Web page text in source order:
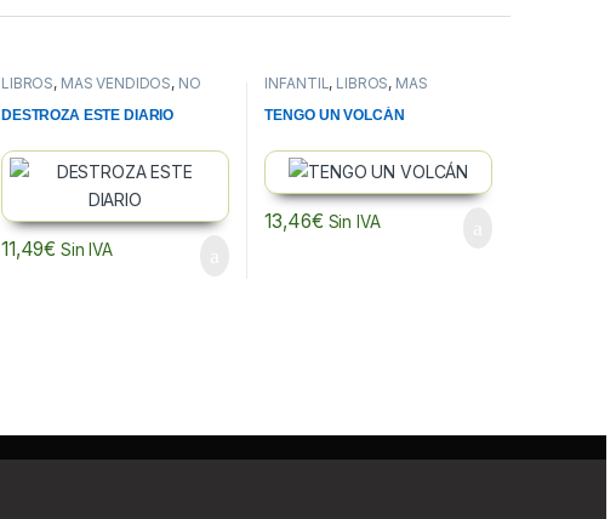
LIBROS, MÁS VENDIDOS, NO
DESTROZA ESTE DIARIO
11,49€ Sin IVA
INFANTIL, LIBROS, MÁS
TENGO UN VOLCÁN
13,46€ Sin IVA